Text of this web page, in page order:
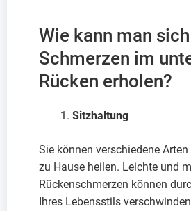
Wie kann man
Schmerzen im
Rücken erholen?
Sitzhaltung
Sie können verschiedene
zu Hause heilen. Leichte und
Rückenschmerzen können
Ihres Lebensstils